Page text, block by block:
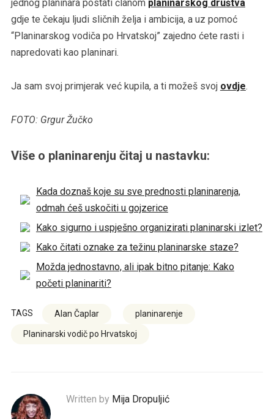
jednog planinara postati članom planinarskog društva
gdje te čekaju ljudi sličnih želja i ambicija, a uz pomoć
“Planinarskog vodiča po Hrvatskoj” zajedno ćete rasti i
napredovati kao planinari.
Ja sam svoj primjerak već kupila, a ti možeš svoj ovdje.
FOTO: Grgur Žučko
Više o planinarenju čitaj u nastavku:
Kada doznaš koje su sve prednosti planinarenja,
odmah ćeš uskočiti u gojzerice
Kako sigurno i uspješno organizirati planinarski izlet?
Kako čitati oznake za težinu planinarske staze?
Možda jednostavno, ali ipak bitno pitanje: Kako
početi planinariti?
TAGS Alan Čaplar planinarenje
Planinarski vodič po Hrvatskoj
Written by Mija Dropuljić